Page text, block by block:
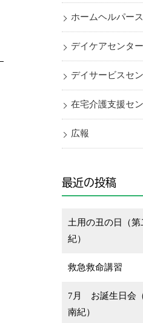
ホームヘルパー
デイケアセンター
デイサービスセ
在宅介護支援セ
広報
最近の投稿
土用の丑の日（
紀）
救急救命講習
7月 お誕生日会
南紀）